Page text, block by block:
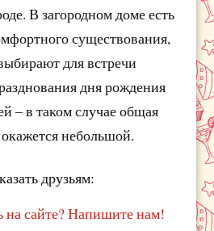
В загородном доме есть
существования,
для встречи
дня рождения
– в таком случае общая
небольшой.
друзьям:
на сайте? Напишите нам!